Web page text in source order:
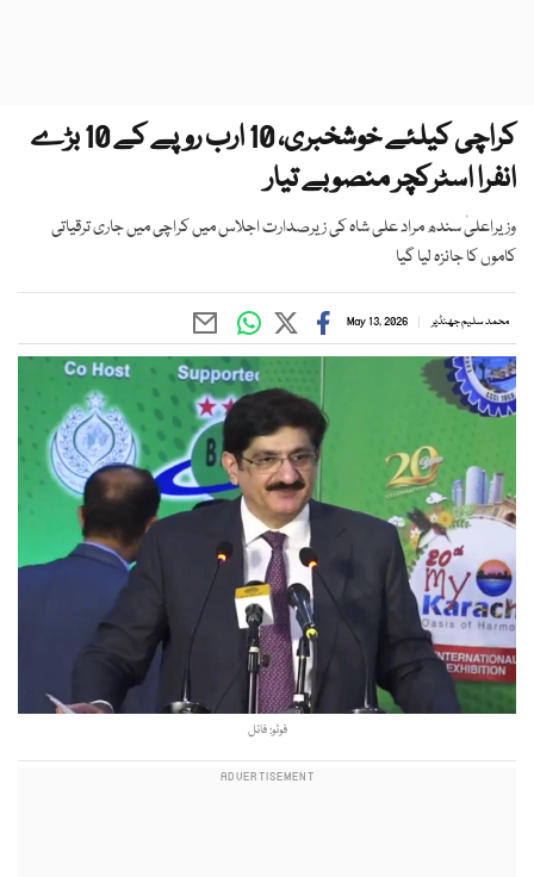
کراچی کیلئے خوشخبری، 10 ارب روپے کے 10 بڑے
انفرا اسٹرکچر منصوبے تیار
وزیراعلیٰ سندھ مراد علی شاہ کی زیرصدارت اجلاس میں کراچی میں جاری ترقیاتی
کاموں کا جائزہ لیا گیا
محمد سلیم جھنڈیر May 13, 2026
فوٹو: فائل